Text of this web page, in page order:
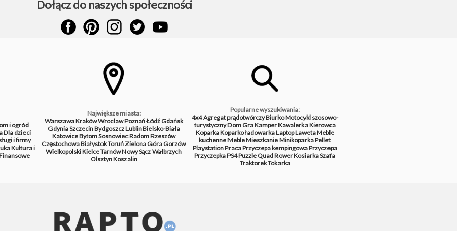
Dołącz do naszych społeczności
i ogród
Dla dzieci
i firmy
Kultura i
Największe miasta:
WarszawaKrakówWrocławPoznańŁódźGdańsk
GdyniaSzczecinBydgoszczLublinBielsko-Biała
KatowiceBytomSosnowiecRadomRzeszów
CzęstochowaBiałystokToruńZielona GóraGorzów
WielkopolskiKielceTarnówNowy SączWałbrzych
OlsztynKoszalin
Popularne wyszukiwania:
4x4Agregat prądotwórczyBiurkoMotocykl szosowo-
turystycznyDomGraKamperKawalerkaKierowca
KoparkaKoparko ładowarkaLaptopLawetaMeble
kuchenneMebleMieszkanieMinikoparkaPellet
PlaystationPracaPrzyczepa kempingowaPrzyczepa
PrzyczepkaPS4PuzzleQuadRowerKosiarkaSzafa
TraktorekTokarka